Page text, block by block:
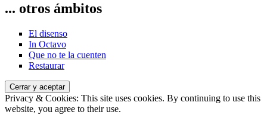
... otros ámbitos
El disenso
In Octavo
Que no te la cuenten
Restaurar
Privacy & Cookies: This site uses cookies. By continuing to use this
website, you agree to their use.